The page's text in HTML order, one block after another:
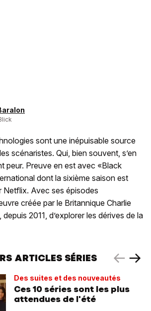
sont une inépuisable source
scénaristes. Qui, bien souvent, s’en
peur. Preuve en est avec «Black
dont la sixième saison est
Netflix. Avec ses épisodes
créée par le Britannique Charlie
2011, d’explorer les dérives de la
ARTICLES SÉRIES
Des suites et des nouveautés
Ces 10 séries sont les plus
attendues de l'été